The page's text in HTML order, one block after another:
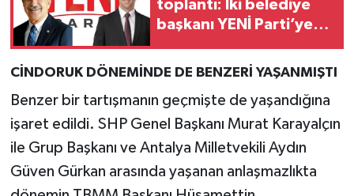
toplantı: İki belediye
başkanı YENİ Parti’ye
CİNDORUK DÖNEMİNDE DE BENZERİ YAŞANMIŞTI
Benzer bir tartışmanın geçmişte de yaşandığına
işaret edildi. SHP Genel Başkanı Murat Karayalçın
ile Grup Başkanı ve Antalya Milletvekili Aydın
Güven Gürkan arasında yaşanan anlaşmazlıkta